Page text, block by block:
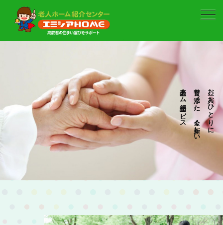
お一人おひとりに
寄り添った、全く新しい
老人ホーム紹介サービス